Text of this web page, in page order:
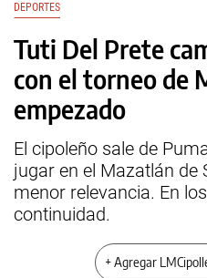
DEPORTES
Tuti Del Prete
con el torneo de
empezado
El cipoleño sale de
jugar en el Mazatlán de
menor relevancia. En
continuidad.
+ Agregar